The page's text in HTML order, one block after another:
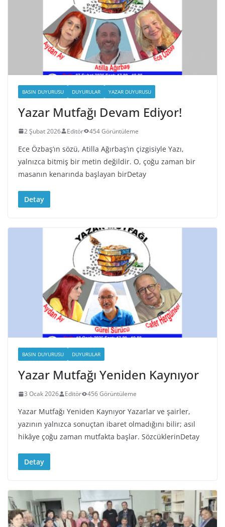
BASIN DUYURUSU DUYURULAR YAZAR DUYURUSU
Yazar Mutfağı Devam Ediyor!
2 Şubat 2026 Editör 454 Görüntüleme
Ece Özbaş’ın sözü, Atilla Ağırbaş’ın çizgisiyle Yazı,
yalnızca bitmiş bir metin değildir. O, çoğu zaman bir
masanın kenarında başlayan birDetay
Detay
BASIN DUYURUSU DUYURULAR
Yazar Mutfağı Yeniden Kaynıyor
3 Ocak 2026 Editör 456 Görüntüleme
Yazar Mutfağı Yeniden Kaynıyor Yazarlar ve şairler,
yazının yalnızca sonuçtan ibaret olmadığını bilir; asıl
hikâye çoğu zaman mutfakta başlar. SözcüklerinDetay
Detay